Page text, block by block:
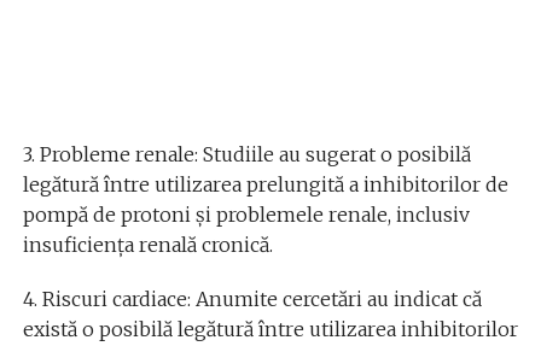
3. Probleme renale: Studiile au sugerat o posibilă
legătură între utilizarea prelungită a inhibitorilor de
pompă de protoni și problemele renale, inclusiv
insuficiența renală cronică.
4. Riscuri cardiace: Anumite cercetări au indicat că
există o posibilă legătură între utilizarea inhibitorilor